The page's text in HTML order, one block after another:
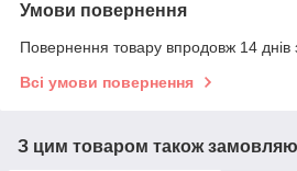
Умови повернення
Повернення товару впродовж 14 днів
Всі умови повернення
З цим товаром також